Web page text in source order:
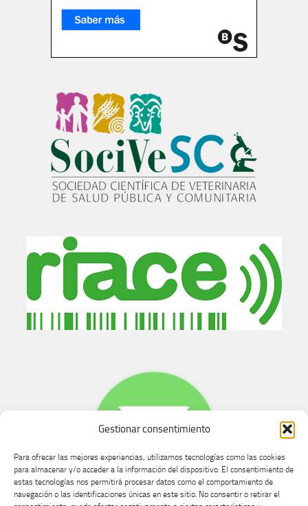
Gestionar consentimiento
Para ofrecer las mejores experiencias, utilizamos tecnologías como las cookies
para almacenar y/o acceder a la información del dispositivo. El consentimiento de
estas tecnologías nos permitirá procesar datos como el comportamiento de
navegación o las identificaciones únicas en este sitio. No consentir o retirar el